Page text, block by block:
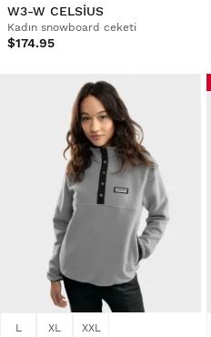
W3-W CELSIUS
Kadın snowboard ceketi
$174.95
L XL XXL